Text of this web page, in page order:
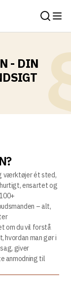
- DIN
værktøjer ét sted,
ensartet og
– alt,
om du vil forstå
hvordan man gør i
giver
anmodning til